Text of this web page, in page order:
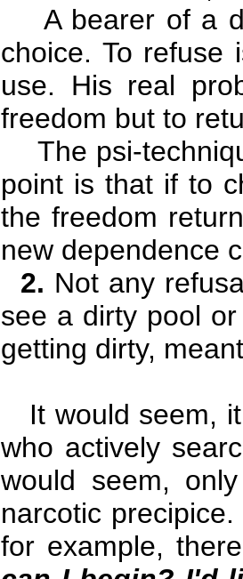
A bearer of a
choice. To refuse
use. His real
freedom but to
The psi-
point is that if to
the freedom
new dependence
2. Not any
see a dirty pool
getting dirty,
It would seem,
who actively
would seem,
narcotic
for example,